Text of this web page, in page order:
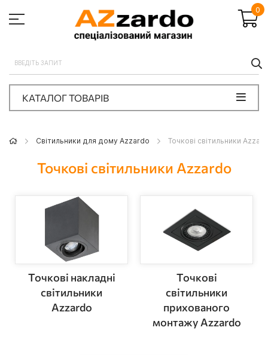
0
КАТАЛОГ ТОВАРІВ
Світильники для дому Azzardo Точкові світильники
Точкові світильники Azzardo
Точкові накладні
світильники
Azzardo
Точкові
світильники
прихованого
монтажу Azzardo